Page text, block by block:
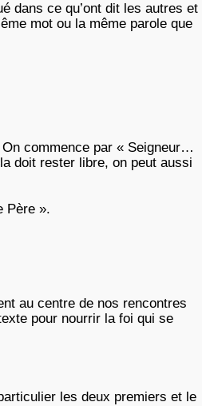
dans ce qu’ont dit les autres et
mot ou la même parole que
commence par « Seigneur…
doit rester libre, on peut aussi
Père ».
au centre de nos rencontres
pour nourrir la foi qui se
les deux premiers et le